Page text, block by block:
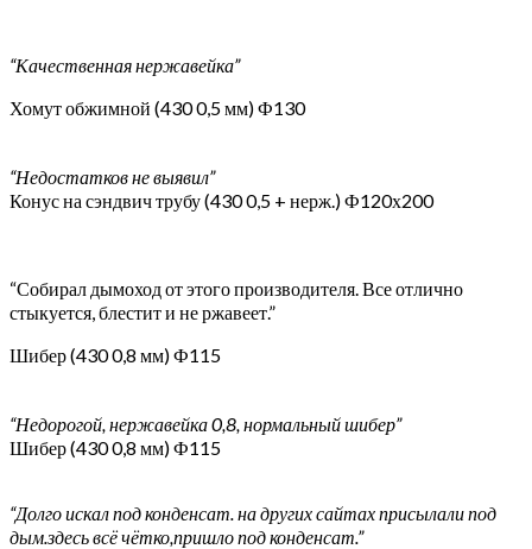
“Качественная нержавейка”
Хомут обжимной (430 0,5 мм) Ф130
“Недостатков не выявил”
Конус на сэндвич трубу (430 0,5 + нерж.) Ф120х200
“Собирал дымоход от этого производителя. Все отлично
стыкуется, блестит и не ржавеет.”
Шибер (430 0,8 мм) Ф115
“Недорогой, нержавейка 0,8, нормальный шибер”
Шибер (430 0,8 мм) Ф115
“Долго искал под конденсат. на других сайтах присылали под
дым.здесь всё чётко,пришло под конденсат.”